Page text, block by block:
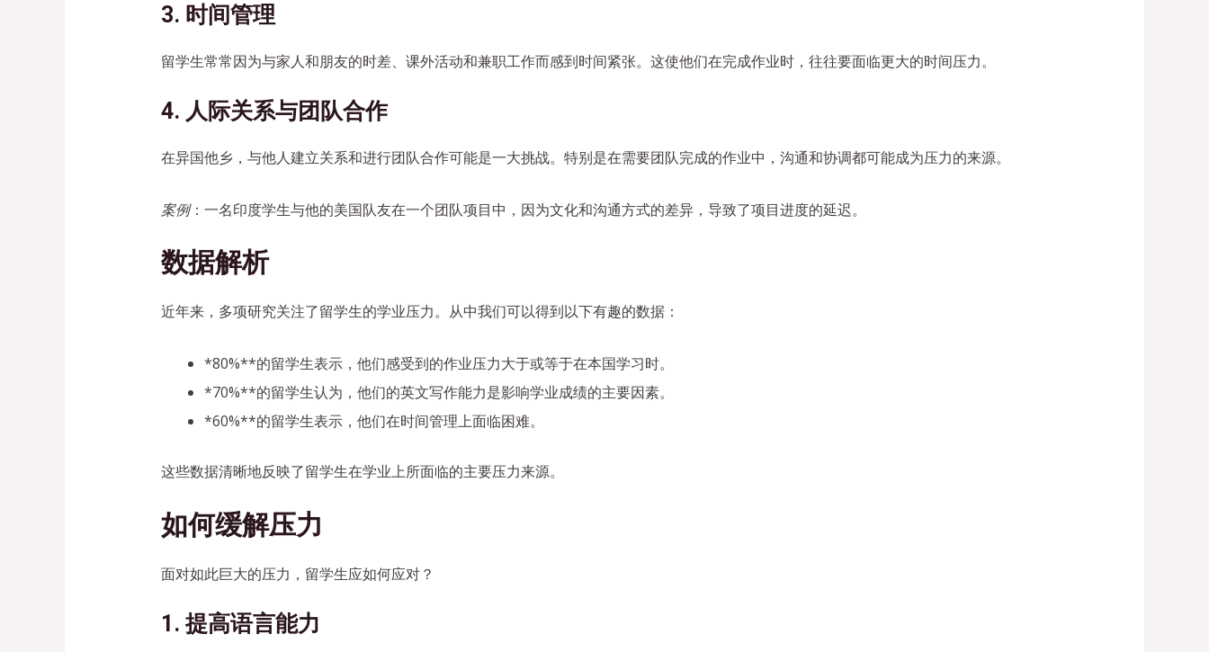
3. 时间管理
留学生常常因为与家人和朋友的时差、课外活动和兼职工作而感到时间紧张。这使他们在完成作业时，往往要面临更大的时间压力。
4. 人际关系与团队合作
在异国他乡，与他人建立关系和进行团队合作可能是一大挑战。特别是在需要团队完成的作业中，沟通和协调都可能成为压力的来源。
案例：一名印度学生与他的美国队友在一个团队项目中，因为文化和沟通方式的差异，导致了项目进度的延迟。
数据解析
近年来，多项研究关注了留学生的学业压力。从中我们可以得到以下有趣的数据：
*80%**的留学生表示，他们感受到的作业压力大于或等于在本国学习时。
*70%**的留学生认为，他们的英文写作能力是影响学业成绩的主要因素。
*60%**的留学生表示，他们在时间管理上面临困难。
这些数据清晰地反映了留学生在学业上所面临的主要压力来源。
如何缓解压力
面对如此巨大的压力，留学生应如何应对？
1. 提高语言能力